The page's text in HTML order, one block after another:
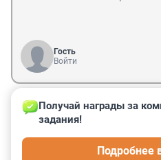
Гость
Войти
Гость
13 июля 2025, 22:35
Сегодня днём в Лугу
где и воды. Смерчи они
Получай награды за
задания!
Подробнее